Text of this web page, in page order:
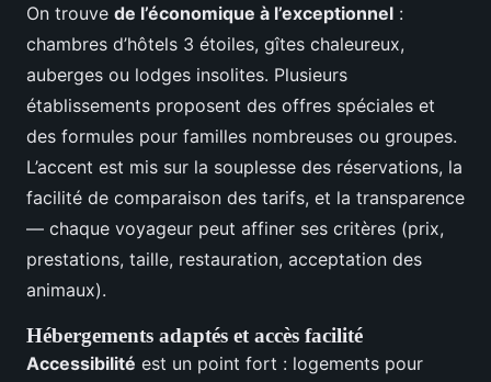
On trouve de l’économique à l’exceptionnel :
chambres d’hôtels 3 étoiles, gîtes chaleureux,
auberges ou lodges insolites. Plusieurs
établissements proposent des offres spéciales et
des formules pour familles nombreuses ou groupes.
L’accent est mis sur la souplesse des réservations, la
facilité de comparaison des tarifs, et la transparence
— chaque voyageur peut affiner ses critères (prix,
prestations, taille, restauration, acceptation des
animaux).
Hébergements adaptés et accès facilité
Accessibilité est un point fort : logements pour